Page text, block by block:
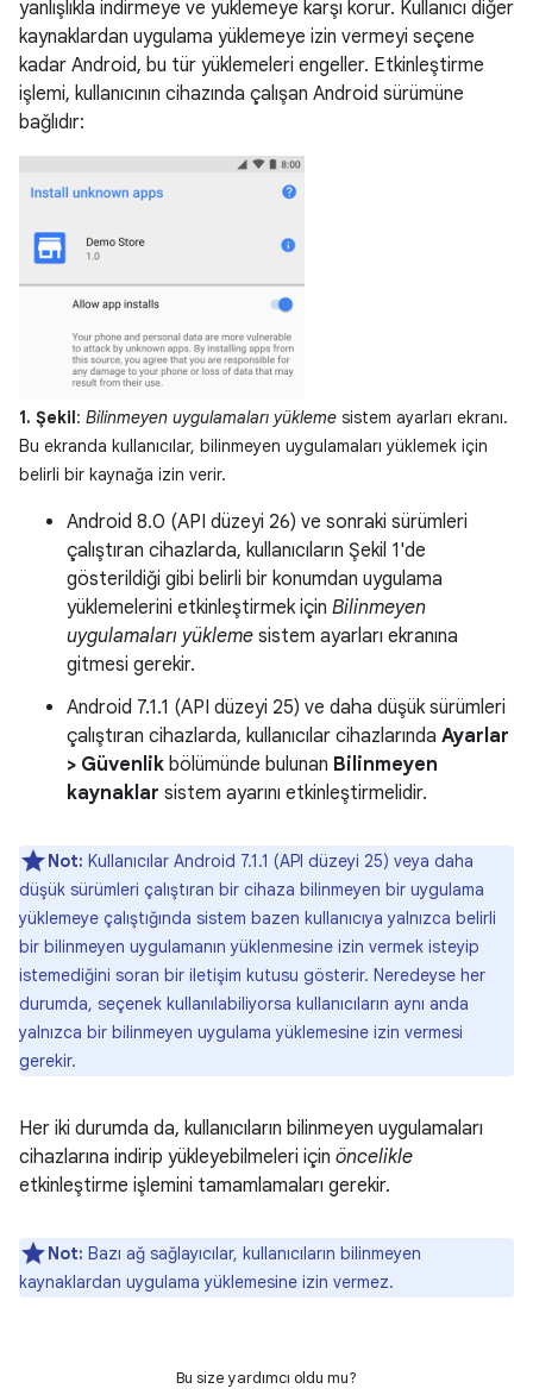
yanlışlıkla indirmeye ve yüklemeye karşı korur. Kullanıcı diğer
kaynaklardan uygulama yüklemeye izin vermeyi seçene
kadar Android, bu tür yüklemeleri engeller. Etkinleştirme
işlemi, kullanıcının cihazında çalışan Android sürümüne
bağlıdır:
1. Şekil: Bilinmeyen uygulamaları yükleme sistem ayarları ekranı.
Bu ekranda kullanıcılar, bilinmeyen uygulamaları yüklemek için
belirli bir kaynağa izin verir.
Android 8.0 (API düzeyi 26) ve sonraki sürümleri
çalıştıran cihazlarda, kullanıcıların Şekil 1'de
gösterildiği gibi belirli bir konumdan uygulama
yüklemelerini etkinleştirmek için Bilinmeyen
uygulamaları yükleme sistem ayarları ekranına
gitmesi gerekir.
Android 7.1.1 (API düzeyi 25) ve daha düşük sürümleri
çalıştıran cihazlarda, kullanıcılar cihazlarında Ayarlar
> Güvenlik bölümünde bulunan Bilinmeyen
kaynaklar sistem ayarını etkinleştirmelidir.
Not: Kullanıcılar Android 7.1.1 (API düzeyi 25) veya daha
düşük sürümleri çalıştıran bir cihaza bilinmeyen bir uygulama
yüklemeye çalıştığında sistem bazen kullanıcıya yalnızca belirli
bir bilinmeyen uygulamanın yüklenmesine izin vermek isteyip
istemediğini soran bir iletişim kutusu gösterir. Neredeyse her
durumda, seçenek kullanılabiliyorsa kullanıcıların aynı anda
yalnızca bir bilinmeyen uygulama yüklemesine izin vermesi
gerekir.
Her iki durumda da, kullanıcıların bilinmeyen uygulamaları
cihazlarına indirip yükleyebilmeleri için öncelikle
etkinleştirme işlemini tamamlamaları gerekir.
Not: Bazı ağ sağlayıcılar, kullanıcıların bilinmeyen
kaynaklardan uygulama yüklemesine izin vermez.
Bu size yardımcı oldu mu?